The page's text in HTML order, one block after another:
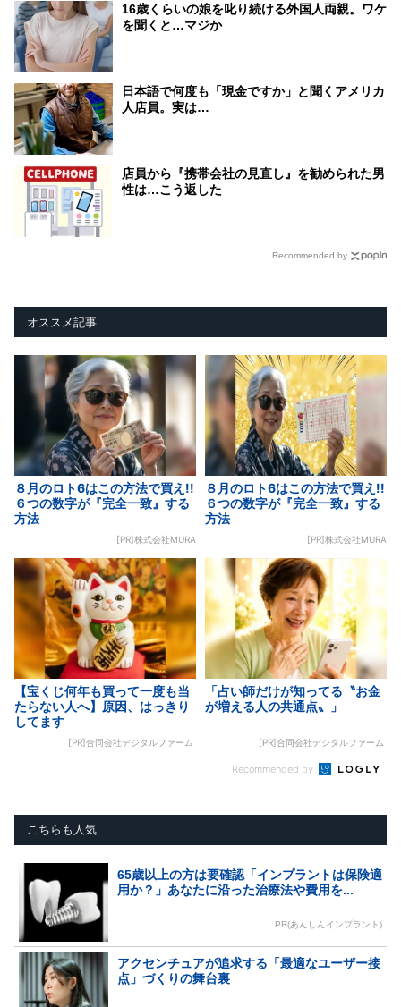
16歳くらいの娘を叱り続ける外国人両親。ワケ
を聞くと…マジか
日本語で何度も「現金ですか」と聞くアメリカ
人店員。実は…
店員から『携帯会社の見直し』を勧められた男
性は…こう返した
Recommended by
オススメ記事
８月のロト6はこの方法で買え!!
６つの数字が『完全一致』する
方法
[PR]株式会社MURA
８月のロト6はこの方法で買え!!
６つの数字が『完全一致』する
方法
[PR]株式会社MURA
【宝くじ何年も買って一度も当
たらない人へ】原因、はっきり
してます
[PR]合同会社デジタルファーム
「占い師だけが知ってる〝お金
が増える人の共通点〟」
[PR]合同会社デジタルファーム
Recommended by
こちらも人気
65歳以上の方は要確認「インプラントは保険適
用か？」あなたに沿った治療法や費用を...
PR(あんしんインプラント)
アクセンチュアが追求する「最適なユーザー接
点」づくりの舞台裏